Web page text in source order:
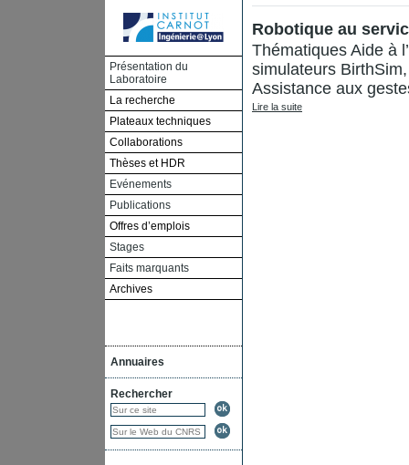
Présentation du
Laboratoire
La recherche
Plateaux techniques
Collaborations
Thèses et HDR
Evénements
Publications
Offres d’emplois
Stages
Faits marquants
Archives
Annuaires
Rechercher
Robotique au
Thématiques Aide à
simulateurs
Assistance aux
Lire la suite